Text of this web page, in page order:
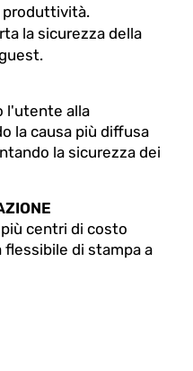
produttività.
la sicurezza della
l'utente alla
la causa più diffusa
la sicurezza dei
centri di costo
di stampa a